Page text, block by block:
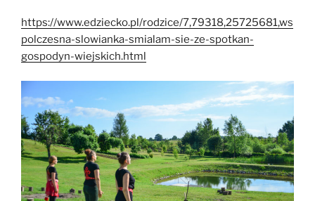
https://www.edziecko.pl/rodzice/7,79318,25725681,ws
polczesna-slowianka-smialam-sie-ze-spotkan-
gospodyn-wiejskich.html